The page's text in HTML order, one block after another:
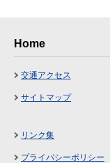
Home
交通アクセス
サイトマップ
リンク集
プライバシーポリシー